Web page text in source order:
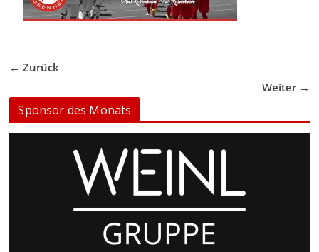
← Zurück
Weiter →
Sponsor des Monats